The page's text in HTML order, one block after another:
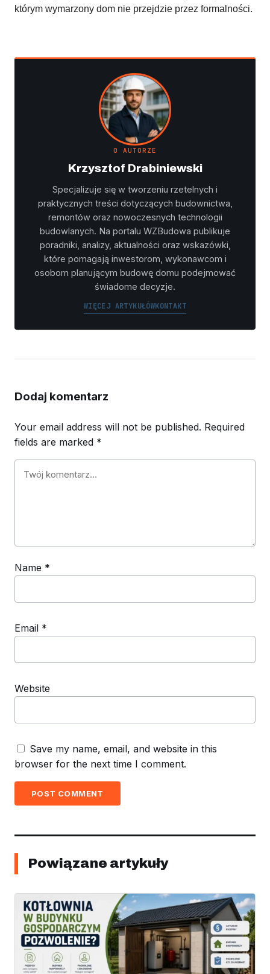
którym wymarzony dom nie przejdzie przez formalności.
O AUTORZE
Krzysztof Drabiniewski
Specjalizuje się w tworzeniu rzetelnych i
praktycznych treści dotyczących budownictwa,
remontów oraz nowoczesnych technologii
budowlanych. Na portalu WZBudowa publikuje
poradniki, analizy, aktualności oraz wskazówki,
które pomagają inwestorom, wykonawcom i
osobom planującym budowę domu podejmować
świadome decyzje.
WIĘCEJ ARTYKUŁÓWKONTAKT
Dodaj komentarz
Your email address will not be published. Required
fields are marked *
Name *
Email *
Website
Save my name, email, and website in this
browser for the next time I comment.
POST COMMENT
Powiązane artykuły